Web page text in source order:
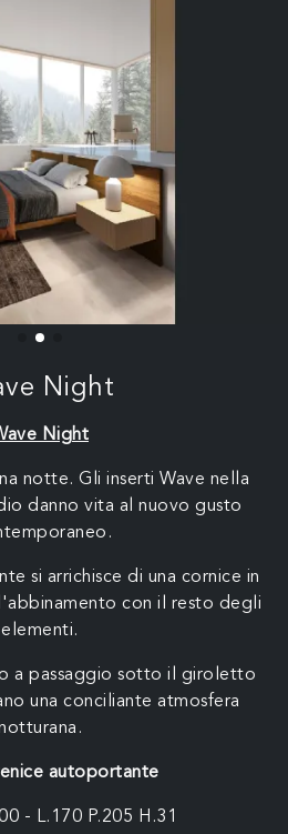
Night
Night
notte. Gli inserti Wave nella
danno vita al nuovo gusto
si arrichisce di una cornice in
con il resto degli
elementi.
a passaggio sotto il giroletto
una conciliante atmosfera
autoportante
- L.170 P.205 H.31